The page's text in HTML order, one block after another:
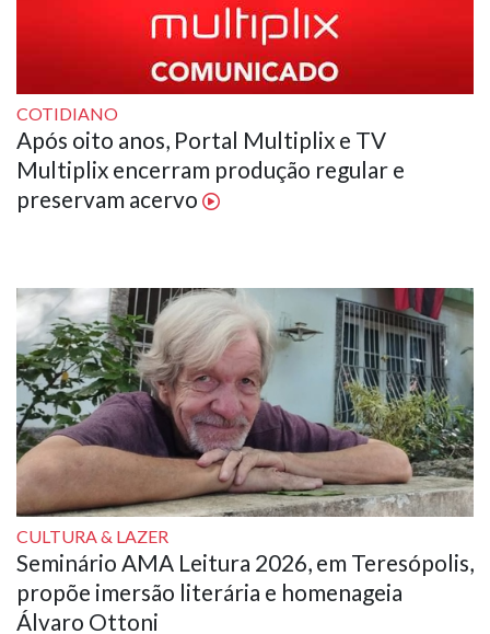
COTIDIANO
Após oito anos, Portal Multiplix e TV
Multiplix encerram produção regular e
preservam acervo
CULTURA & LAZER
Seminário AMA Leitura 2026, em Teresópolis,
propõe imersão literária e homenageia
Álvaro Ottoni